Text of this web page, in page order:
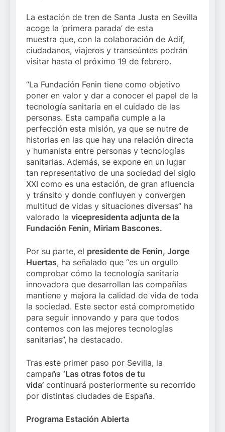
La estación de tren de Santa Justa en Sevilla
acoge la ‘primera parada’ de esta
muestra que, con la colaboración de Adif,
ciudadanos, viajeros y transeúntes podrán
visitar hasta el próximo 19 de febrero.
“La Fundación Fenin tiene como objetivo
poner en valor y dar a conocer el papel de la
tecnología sanitaria en el cuidado de las
personas. Esta campaña cumple a la
perfección esta misión, ya que se nutre de
historias en las que hay una relación directa
y humanista entre personas y tecnologías
sanitarias. Además, se expone en un lugar
tan representativo de una sociedad del siglo
XXI como es una estación, de gran afluencia
y tránsito y donde confluyen y convergen
multitud de vidas y situaciones diversas” ha
valorado la vicepresidenta adjunta de la
Fundación Fenin, Miriam Bascones.
Por su parte, el presidente de Fenin, Jorge
Huertas, ha señalado que “es un orgullo
comprobar cómo la tecnología sanitaria
innovadora que desarrollan las compañías
mantiene y mejora la calidad de vida de toda
la sociedad. Este sector está comprometido
para seguir innovando y para que todos
contemos con las mejores tecnologías
sanitarias”, ha destacado.
Tras este primer paso por Sevilla, la
campaña ‘Las otras fotos de tu
vida’ continuará posteriormente su recorrido
por distintas ciudades de España.
Programa Estación Abierta